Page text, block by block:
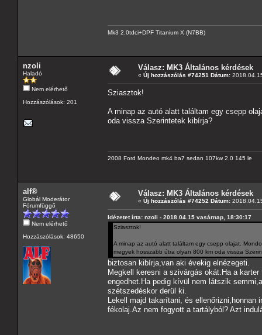
Mk3 2.0tdci+DPF Titanium X (N7BB)
nzoli
Haladó
Nem elérhető
Hozzászólások: 201
Válasz: MK3 Általános kérdések
« Új hozzászólás #74251 Dátum:
Sziasztok!
A minap az autó alatt találtam egy csepp
oda vissza Szerintetek kibírja?
2008 Ford Mondeo mk4 ba7 sedan 107kw 2.0 145 le
alf®
Globál Moderátor
Fórumfüggő
Nem elérhető
Hozzászólások: 48650
Válasz: MK3 Általános kérdések
« Új hozzászólás #74252 Dátum:
Idézetet írta: nzoli - 2018.04.15 vasárnap, 18:30:17
Sziasztok!
A minap az autó alatt találtam egy csepp olajat.
megyek hosszabb útra olyan 800 km oda vissza
biztosan kibírja,van aki évekig elnézegeti.
Megkell keresni a szivárgás okát.Ha a
engedhet.Ha pedig kívül nem látszik
szétszedéskor derül ki.
Lekell majd takarítani, és
fékolaj.Az nem fogyott a tartályból? Azt